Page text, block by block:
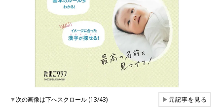
▼次の画像は下へスクロール (13/43) ▶元記事を見る